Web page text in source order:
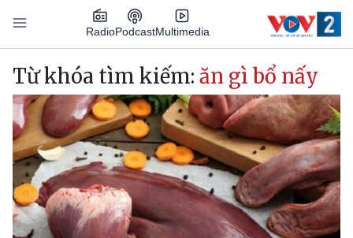
Nhảy đến nội dung
RadioPodcastMultimedia
Main navigation
Từ khóa tìm kiếm: ăn gì bổ nấy